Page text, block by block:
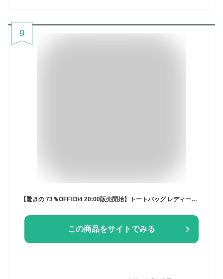
9
【驚きの 73％OFF!!3/4 20:00販売開始】トートバッグ レディース 軽量 通勤 軽い 大容量 バッグ 肩掛け ファスナー付き オフィス レザー調 合皮 マザーズバッグ 自立 ショルダーバッグ 斜めがけバッグ 大人 上品 大きめ 多収納 ポケット シンプル
この商品をサイトでみる